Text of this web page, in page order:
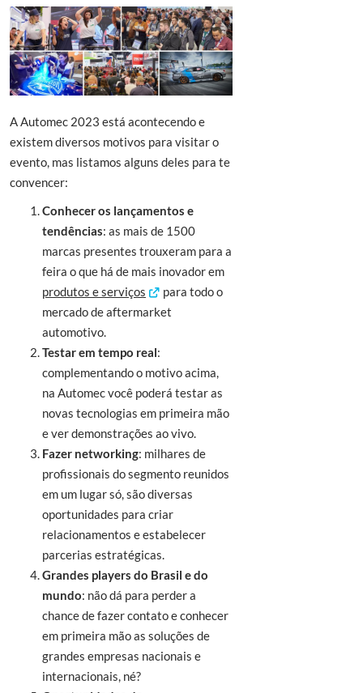
A Automec 2023 está acontecendo e
existem diversos motivos para visitar o
evento, mas listamos alguns deles para te
convencer:
Conhecer os lançamentos e
tendências: as mais de 1500
marcas presentes trouxeram para a
feira o que há de mais inovador em
produtos e serviços
para todo o
mercado de aftermarket
automotivo.
Testar em tempo real:
complementando o motivo acima,
na Automec você poderá testar as
novas tecnologias em primeira mão
e ver demonstrações ao vivo.
Fazer networking: milhares de
profissionais do segmento reunidos
em um lugar só, são diversas
oportunidades para criar
relacionamentos e estabelecer
parcerias estratégicas.
Grandes players do Brasil e do
mundo: não dá para perder a
chance de fazer contato e conhecer
em primeira mão as soluções de
grandes empresas nacionais e
internacionais, né?